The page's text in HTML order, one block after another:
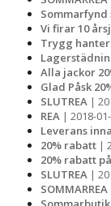
Sommarfynd
Vi firar 10
Trygg
Alla jackor
Glad Påsk
SLUTREA |
REA | 2018-
Leverans
20% rabatt |
20% rabatt
SLUTREA |
SOMMARREA